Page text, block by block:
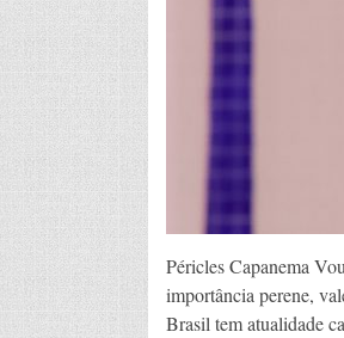
Péricles Capanema
importância perene,
Brasil tem atualidade